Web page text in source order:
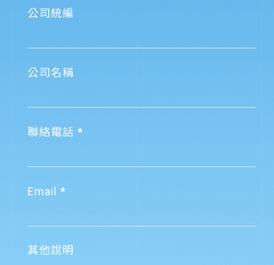
公司統編
公司名稱
聯絡電話
Email
其他說明